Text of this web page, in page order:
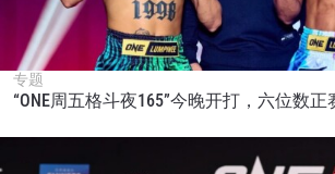
专题
“ONE周五格斗夜165”今晚开打，六位数
赛事
名字
订阅